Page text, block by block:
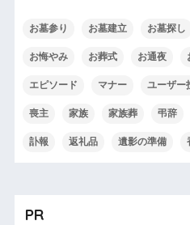
お墓参り お墓建立 お墓探し
お悔やみ お葬式 お通夜
エピソード マナー ユーザー
喪主 家族 家族葬 弔辞
訃報 返礼品 遺影の準備
PR